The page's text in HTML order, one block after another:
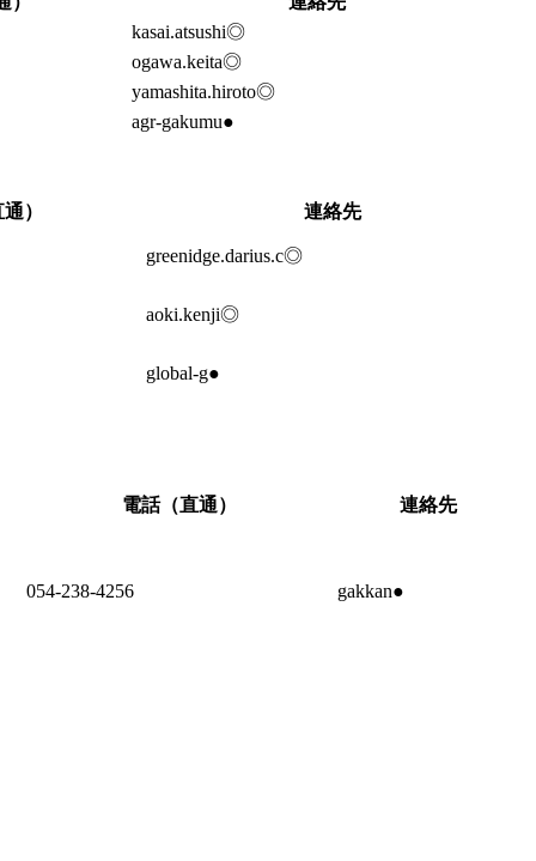
kasai.atsushi◎
ogawa.keita◎
yamashita.hiroto◎
agr-gakumu●
） 連絡先
greenidge.darius.c◎
aoki.kenji◎
global-g●
電話（直通） 連絡先
054-238-4256 gakkan●